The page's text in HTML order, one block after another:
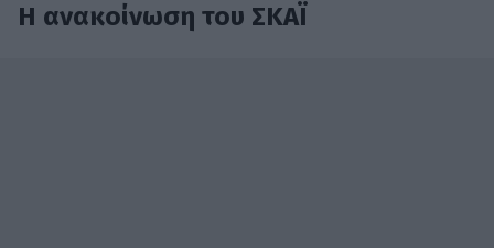
Η ανακοίνωση του ΣΚΑΪ